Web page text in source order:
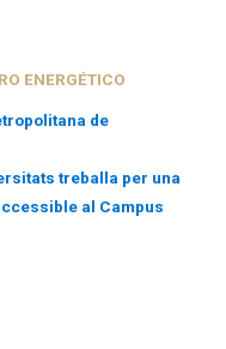
ENERGÉTICO
de
treballa per una
al Campus